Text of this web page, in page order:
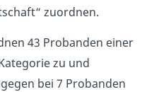
zuordnen.
43 Probanden einer
zu und
bei 7 Probanden